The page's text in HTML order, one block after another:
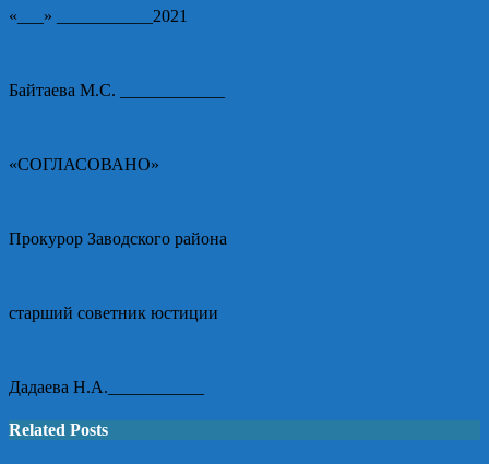
«___» ___________2021
Байтаева М.С. ____________
«СОГЛАСОВАНО»
Прокурор Заводского района
старший советник юстиции
Дадаева Н.А.___________
Related Posts